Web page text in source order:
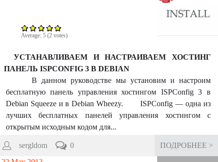
Average: 5 (2 votes)
УСТАНАВЛИВАЕМ И НАСТРАИВАЕМ ХОСТИНГ
ПАНЕЛЬ ISPCONFIG 3 В DEBIAN
В данном руководстве мы установим и настроим
бесплатную панель управления хостингом ISPConfig 3 в
Debian Squeeze и в Debian Wheezy. ISPConfig — одна из
лучших бесплатных панелей управления хостингом с
открытым исходным кодом для...
sergldom ПОДРОБНЕЕ >
0